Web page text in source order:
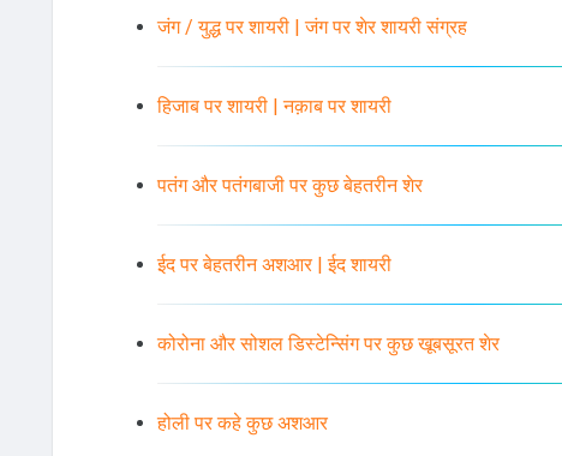
जंग / युद्ध पर शायरी | जंग पर शेर शायरी संग्रह
हिजाब पर शायरी | नक़ाब पर शायरी
पतंग और पतंगबाजी पर कुछ बेहतरीन शेर
ईद पर बेहतरीन अशआर | ईद शायरी
कोरोना और सोशल डिस्टेन्सिंग पर कुछ खूबसूरत शेर
होली पर कहे कुछ अशआर